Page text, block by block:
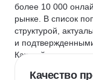
более 10 000
рынке. В список
структурой,
и
Каждый курс и
Качество